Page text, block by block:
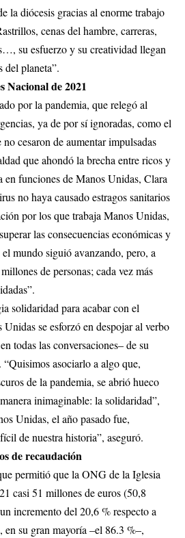
la diócesis gracias al enorme trabajo
cenas del hambre, carreras,
su esfuerzo y su creatividad llegan
del planeta”.
Nacional de 2021
por la pandemia, que relegó al
ya de por sí ignoradas, como el
cesaron de aumentar impulsadas
que ahondó la brecha entre ricos y
en funciones de Manos Unidas, Clara
no haya causado estragos sanitarios
por los que trabaja Manos Unidas,
las consecuencias económicas y
mundo siguió avanzando, pero, a
de personas; cada vez más
solidaridad para acabar con el
se esforzó en despojar al verbo
todas las conversaciones– de su
asociarlo a algo que,
de la pandemia, se abrió hueco
inimaginable: la solidaridad”,
Unidas, el año pasado fue,
de nuestra historia”, aseguró.
de recaudación
permitió que la ONG de la Iglesia
casi 51 millones de euros (50,8
incremento del 20,6 % respecto a
en su gran mayoría –el 86.3 %–,